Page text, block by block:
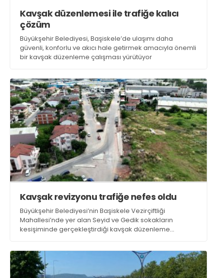
Kavşak düzenlemesi ile trafiğe kalıcı
çözüm
Büyükşehir Belediyesi, Başiskele’de ulaşımı daha
güvenli, konforlu ve akıcı hale getirmek amacıyla önemli
bir kavşak düzenleme çalışması yürütüyor
Kavşak revizyonu trafiğe nefes oldu
Büyükşehir Belediyesi’nin Başiskele Vezirçiftliği
Mahallesi’nde yer alan Seyid ve Gedik sokakların
kesişiminde gerçekleştirdiği kavşak düzenleme